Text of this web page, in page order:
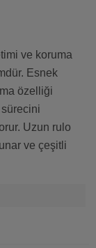
ve koruma
Esnek
özelliği
sürecini
Uzun rulo
ve çeşitli